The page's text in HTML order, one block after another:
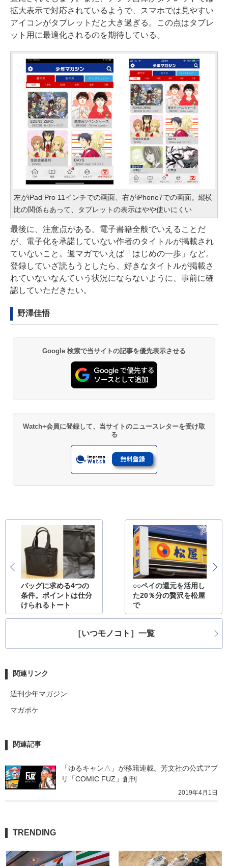
拡大表示で対応されているようで、スマホでは見やすい
アイコンがタブレットだと大き過ぎる。この点はタブレ
ット用に最適化されるのを期待している。
左がiPad Pro 11インチでの画面、右がiPhone7での画面。縦横
比の関係もあって、タブレットの表示はやや使いにくい
最後に、注意点がある。電子書籍全般でいえることだ
が、電子化を承諾していない作者のタイトルが掲載され
ていないこと。週マガでいえば「はじめの一歩」など。
登録していざ読もうとしたら、好きなタイトルが掲載さ
れていないなんていう状況にならないように、事前に確
認していただきたい。
野澤佳悟
Google 検索で当サイトの記事を優先表示させる
Watch+会員に登録して、当サイトのニュースレターを受け取
る
バッグに求める4つの
条件。ポイントは仕分
けられるトート
○○ペイの還元を活用し
た20％分の贅沢を松屋
で
［いつモノコト］一覧
関連リンク
週刊少年マガジン
マガポケ
関連記事
「ゆるキャン△」が移籍連載。芳文社の公式アプ
リ「COMIC FUZ」創刊
2019年4月1日
TRENDING